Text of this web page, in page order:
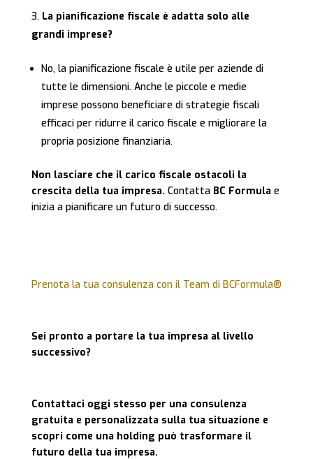
La pianificazione fiscale è adatta solo alle
grandi imprese?
No, la pianificazione fiscale è utile per aziende di
tutte le dimensioni. Anche le piccole e medie
imprese possono beneficiare di strategie fiscali
efficaci per ridurre il carico fiscale e migliorare la
propria posizione finanziaria.
Non lasciare che il carico fiscale ostacoli la
crescita della tua impresa. Contatta BC Formula e
inizia a pianificare un futuro di successo.
Prenota la tua consulenza con il Team di BCFormula®
Sei pronto a portare la tua impresa al livello
successivo?
Contattaci oggi stesso per una consulenza
gratuita e personalizzata sulla tua situazione e
scopri come una holding può trasformare il
futuro della tua impresa.